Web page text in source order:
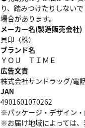
り、踏みつけたりしない
場合があります。
メーカー名(製造販売会社)
貝印（株）
ブランド名
ＹＯＵ ＴＩＭＥ
広告文責
株式会社サンドラッグ/電
JAN
4901601070262
※パッケージ・デザイン
※お届け地域によっては